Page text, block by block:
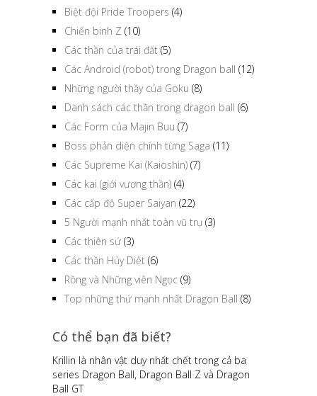
Biệt đội Pride Troopers (4)
Chiến binh Z (10)
Các thần của trái đất (5)
Các Android (robot) trong Dragon ball (12)
Những người thầy của Goku (8)
Danh sách các thần trong dragon ball (6)
Các Form của Majin Buu (7)
Boss phản diện chính từng Saga (11)
Các Supreme Kai (Kaioshin) (7)
Các kai (giới vương thần) (4)
Các cấp độ Super Saiyan (22)
5 Người mạnh nhất toàn vũ trụ (3)
Các thiên sứ (3)
Các thần Hủy Diệt (6)
Rồng và Những viên Ngọc (9)
Top những thứ mạnh nhất Dragon Ball (8)
Có thể bạn đã biết?
Krillin là nhân vật duy nhất chết trong cả ba
series Dragon Ball, Dragon Ball Z và Dragon
Ball GT